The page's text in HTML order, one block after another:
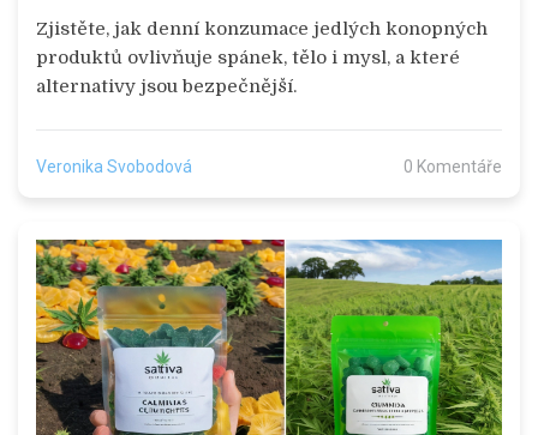
Zjistěte, jak denní konzumace jedlých konopných
produktů ovlivňuje spánek, tělo i mysl, a které
alternativy jsou bezpečnější.
Veronika Svobodová 0 Komentáře